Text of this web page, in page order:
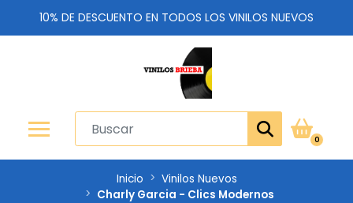
10% DE DESCUENTO EN TODOS LOS VINILOS NUEVOS
0
Inicio
Vinilos Nuevos
Charly Garcia - Clics Modernos